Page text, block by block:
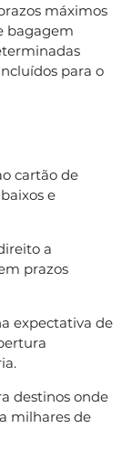
máximos
bagagem
para o
cartão de
e
a
prazos
expectativa de
destinos onde
milhares de